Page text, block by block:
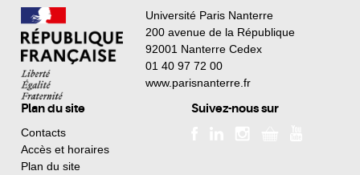
Université Paris Nanterre
200 avenue de la République
92001 Nanterre Cedex
01 40 97 72 00
www.parisnanterre.fr
Plan du site
Contacts
Accès et horaires
Plan du site
Suivez-nous sur